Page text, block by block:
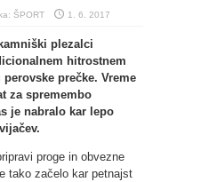
ŠPORT 1. 6. 2017
plezalci
hitrostnem
prečke. Vreme
za spremembo
je nabralo kar lepo
proge in obvezne
tako začelo kar petnajst